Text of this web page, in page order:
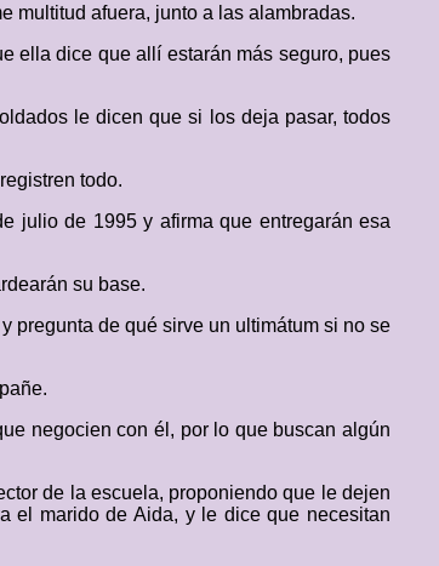
multitud afuera, junto a las alambradas.
ella dice que allí estarán más seguro, pues
le dicen que si los deja pasar, todos
todo.
julio de 1995 y afirma que entregarán esa
su base.
pregunta de qué sirve un ultimátum si no se
negocien con él, por lo que buscan algún
de la escuela, proponiendo que le dejen
el marido de Aida, y le dice que necesitan